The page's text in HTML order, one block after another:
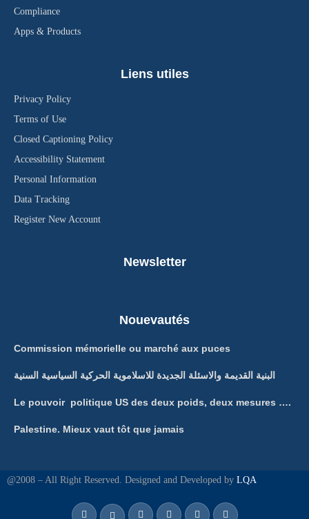
Compliance
Apps & Products
Liens utiles
Privacy Policy
Terms of Use
Closed Captioning Policy
Accessibility Statement
Personal Information
Data Tracking
Register New Account
Newsletter
Nouevautés
Commission mémorielle ou marché aux puces
البنية القديمة والاسئلة الجديدة للاسلاموية الحركية السياسية السنية
Le pouvoir politique US des deux poids, deux mesures ….
Palestine. Mieux vaut tôt que jamais
@2008 – All Right Reserved. Designed and Developed by LQA